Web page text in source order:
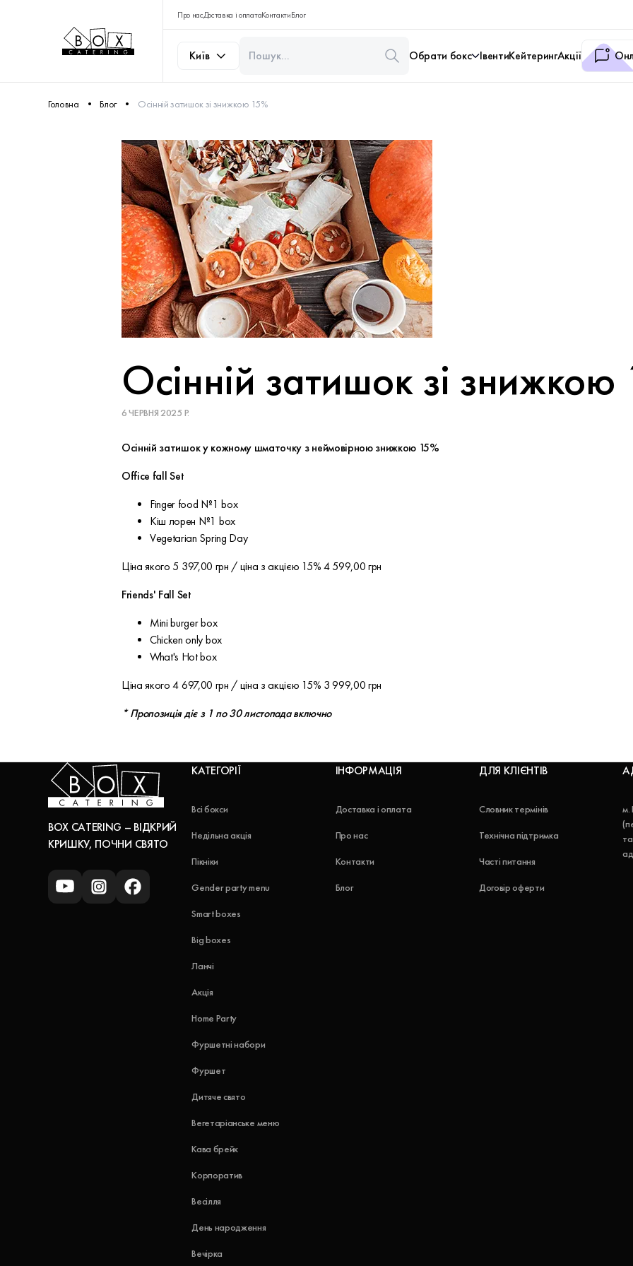
Про насДоставка і оплатаКонтактиБлог
Київ Обрати бокс ІвентиКейтерингАкції
Головна Блог Осінній затишок зі знижкою 15%
Осінній затишок зі знижкою
6 ЧЕРВНЯ 2025 Р.
Осінній затишок у кожному шматочку з неймовірною знижкою 15%
Office fall Set
Finger food №1 box
Кіш лорен №1 box
Vegetarian Spring Day
Ціна якого 5 397,00 грн / ціна з акцією 15% 4 599,00 грн
Friends' Fall Set
Mini burger box
Chicken only box
What's Hot box
Ціна якого 4 697,00 грн / ціна з акцією 15% 3 999,00 грн
* Пропозиція діє з 1 по 30 листопада включно
BOX CATERING – ВІДКРИЙ
КРИШКУ, ПОЧНИ СВЯТО
КАТЕГОРІЇ
Всі бокси
Недільна акція
Пікніки
Gender party menu
Smart boxes
Big boxes
Ланчі
Акція
Home Party
Фуршетні набори
Фуршет
Дитяче свято
Вегетаріанське меню
Кава брейк
Корпоратив
Весілля
День народження
Вечірка
ІНФОРМАЦІЯ
Доставка і оплата
Про нас
Контакти
Блог
ДЛЯ КЛІЄНТІВ
Словник термінів
Технічна підтримка
Часті питання
Договір оферти
м.